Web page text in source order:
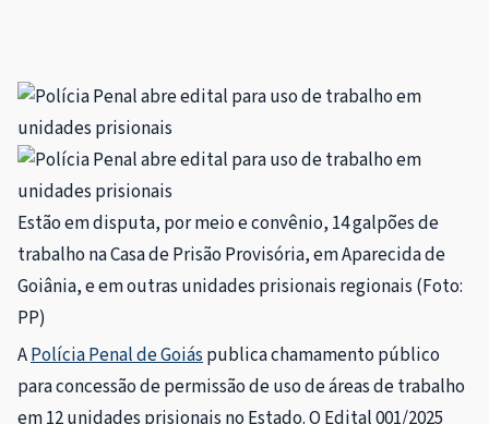
Estão em disputa, por meio e convênio, 14 galpões de
trabalho na Casa de Prisão Provisória, em Aparecida de
Goiânia, e em outras unidades prisionais regionais (Foto:
PP)
APolícia Penal de Goiáspublica chamamento público
para concessão de permissão de uso de áreas de trabalho